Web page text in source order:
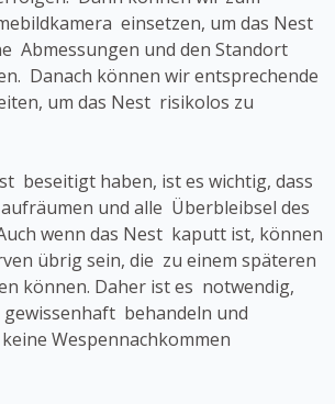
einsetzen, um das Nest
Abmessungen und den Standort
Danach können wir entsprechende
um das Nest risikolos zu
beseitigt haben, ist es wichtig, dass
und alle Überbleibsel des
wenn das Nest kaputt ist, können
übrig sein, die zu einem späteren
können. Daher ist es notwendig,
behandeln und
Wespennachkommen